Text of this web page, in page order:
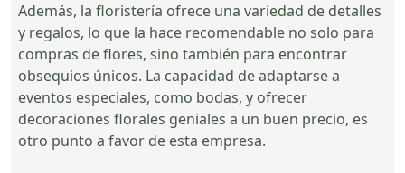
Además, la floristería ofrece una variedad de detalles
y regalos, lo que la hace recomendable no solo para
compras de flores, sino también para encontrar
obsequios únicos. La capacidad de adaptarse a
eventos especiales, como bodas, y ofrecer
decoraciones florales geniales a un buen precio, es
otro punto a favor de esta empresa.